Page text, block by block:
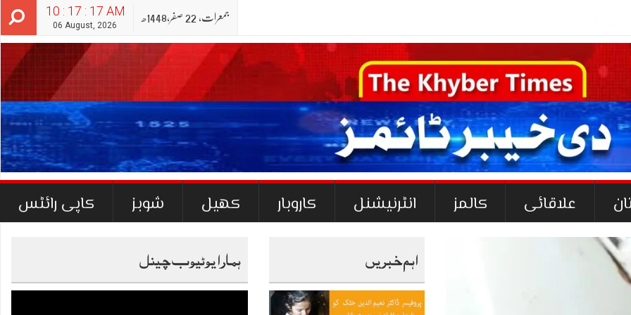
10 : 17 : 18 AM
06 August, 2026
جمعرات‬‮, 22 صفر‬,1448ھ
علاقائی کالمز انٹرنیشنل کاروبار کھیل شوبز کاپی رائٹس
اہم خبریں ہمارا یوٹیوب چینل